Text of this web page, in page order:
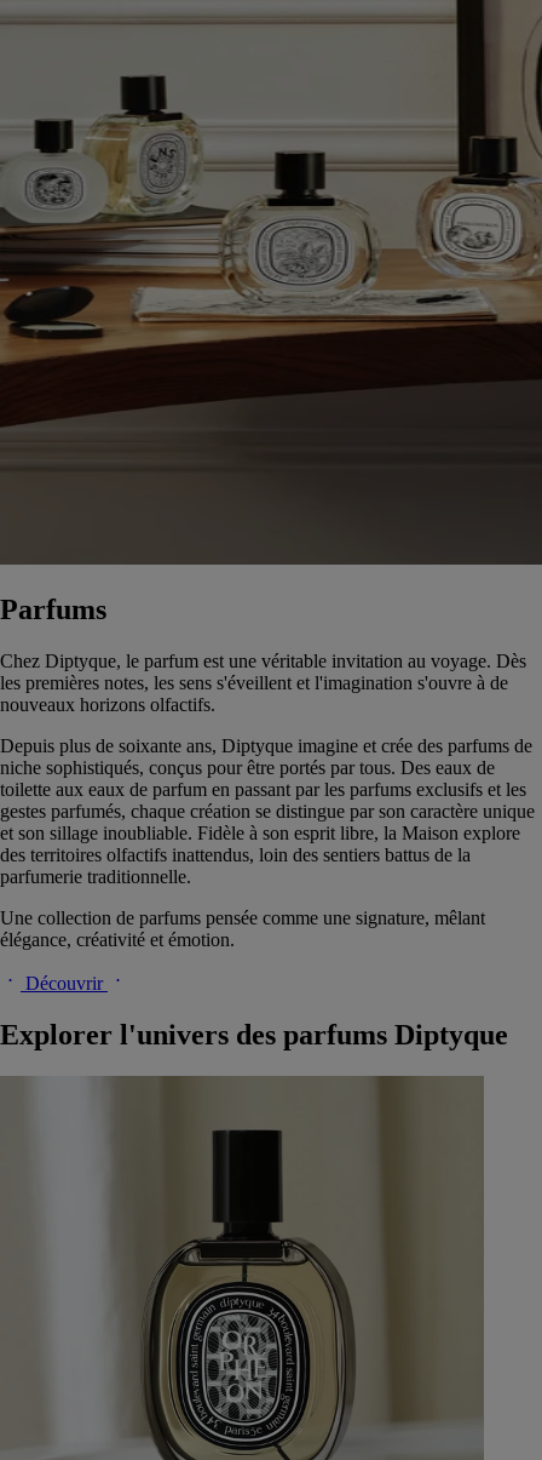
Parfums
Chez Diptyque, le parfum est une véritable invitation au voyage. Dès
les premières notes, les sens s'éveillent et l'imagination s'ouvre à de
nouveaux horizons olfactifs.
Depuis plus de soixante ans, Diptyque imagine et crée des parfums de
niche sophistiqués, conçus pour être portés par tous. Des eaux de
toilette aux eaux de parfum en passant par les parfums exclusifs et les
gestes parfumés, chaque création se distingue par son caractère unique
et son sillage inoubliable. Fidèle à son esprit libre, la Maison explore
des territoires olfactifs inattendus, loin des sentiers battus de la
parfumerie traditionnelle.
Une collection de parfums pensée comme une signature, mêlant
élégance, créativité et émotion.
Découvrir
Explorer l'univers des parfums Diptyque